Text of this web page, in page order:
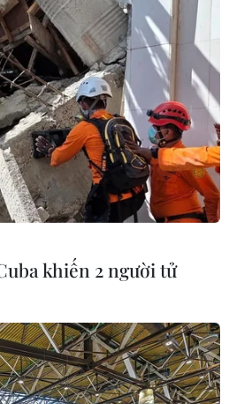
tạm giam phóng
đoạt tài sản
Văn phòng đại diện khu vực
hiệu và Pháp luật) và
người dân làm mỏ đất tổng
khiến 2 người tử